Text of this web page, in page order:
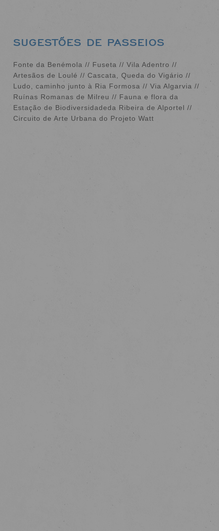
SUGESTÕES DE PASSEIOS
Fonte da Benémola // Fuseta // Vila Adentro //
Artesãos de Loulé // Cascata, Queda do Vigário //
Ludo, caminho junto à Ria Formosa // Via Algarvia //
Ruínas Romanas de Milreu // Fauna e flora da
Estação de Biodiversidadeda Ribeira de Alportel //
Circuito de Arte Urbana do Projeto Watt